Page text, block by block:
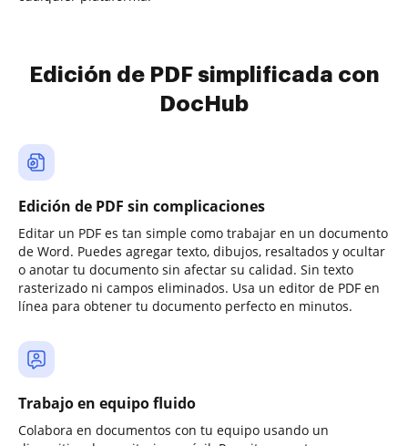
Edición de PDF simplificada con
DocHub
Edición de PDF sin complicaciones
Editar un PDF es tan simple como trabajar en un documento
de Word. Puedes agregar texto, dibujos, resaltados y ocultar
o anotar tu documento sin afectar su calidad. Sin texto
rasterizado ni campos eliminados. Usa un editor de PDF en
línea para obtener tu documento perfecto en minutos.
Trabajo en equipo fluido
Colabora en documentos con tu equipo usando un